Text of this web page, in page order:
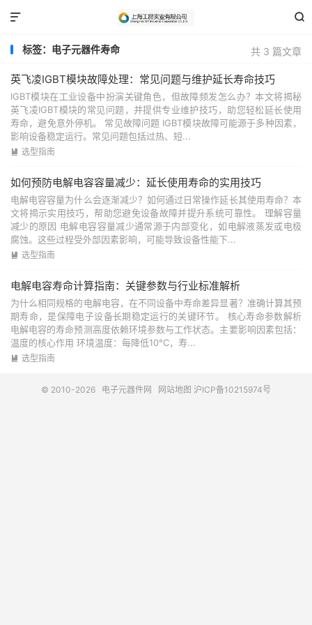


共 3 篇文章
标签：电子元器件寿命
英飞凌IGBT模块故障处理：常见问题与维护延长寿命技巧
IGBT模块在工业设备中扮演关键角色，但故障频发怎么办？本文将揭秘
英飞凌IGBT模块的常见问题，并提供专业维护技巧，助您轻松延长使用
寿命，避免意外停机。 常见故障问题 IGBT模块故障可能源于多种因素，
影响设备稳定运行。常见问题包括过热、短...
 选型指南
如何预防电解电容容量减少：延长使用寿命的实用技巧
电解电容容量为什么会逐渐减少？如何通过日常操作延长其使用寿命？本
文将揭示实用技巧，帮助您避免设备故障并提升系统可靠性。 理解容量
减少的原因 电解电容容量减少通常源于内部变化，如电解液蒸发或电极
腐蚀。这些过程受外部因素影响，可能导致设备性能下...
 选型指南
电解电容寿命计算指南：关键参数与行业标准解析
为什么相同规格的电解电容，在不同设备中寿命差异显著？准确计算其预
期寿命，是保障电子设备长期稳定运行的关键环节。 核心寿命参数解析
电解电容的寿命预测高度依赖环境参数与工作状态。主要影响因素包括：
温度的核心作用 环境温度：每降低10°C，寿...
 选型指南
© 2010-2026 电子元器件网 网站地图 沪ICP备10215974号